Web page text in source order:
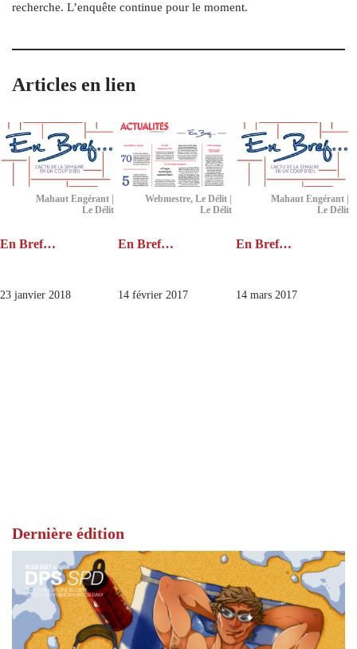
recherche. L’enquête continue pour le moment.
Articles en lien
Mahaut Engérant |
Le Délit
En Bref…
23 janvier 2018
Webmestre, Le Délit |
Le Délit
En Bref…
14 février 2017
Mahaut Engérant |
Le Délit
En Bref…
14 mars 2017
Dernière édition